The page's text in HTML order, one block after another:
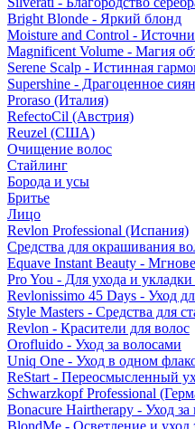
Bright Blonde - Яркий блонд
Moisture and Control -
Magnificent Volume - Магия
Serene Scalp - Истинная
Supershine - Драгоценное
Proraso (Италия)
RefectoCil (Австрия)
Reuzel (США)
Очищение волос
Стайлинг
Борода и усы
Бритье
Лицо
Revlon Professional (Испания)
Средства для окрашивания
Equave Instant Beauty -
Pro You - Для ухода и укладки
Revlonissimo 45 Days - Уход
Style Masters - Средства для
Revlon - Красители для волос
Orofluido - Уход за волосами
Uniq One - Уход в одном
ReStart - Переосмысленный
Schwarzkopf Professional
Bonacure Hairtherapy - Уход за
BlondMe - Осветление и уход